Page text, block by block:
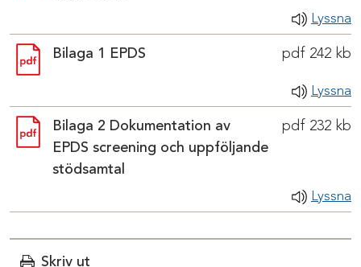
Lyssna
Pdf-dokument
Bilaga 1 EPDS pdf 242 kb
Lyssna
Pdf-dokument
Bilaga 2 Dokumentation av
EPDS screening och uppföljande
stödsamtal
pdf 232 kb
Lyssna
Skriv ut